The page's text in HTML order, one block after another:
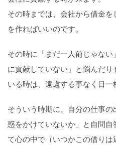
その時までは、会社から借金
を作ればいいのです。
その時に「まだ一人前じゃな
に貢献していない」と悩んだ
いる時は、遠慮する事なく目一
そういう時期に、自分の仕事
惑をかけていないか」と自問
て心の中で（いつかこの借り